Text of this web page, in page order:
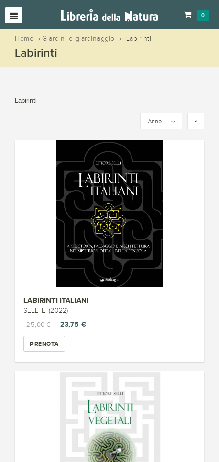
0
Home › Giardini e giardinaggio › Labirinti
Labirinti
Labirinti
Anno
LABIRINTI ITALIANI
SELLI E. (2022)
25,00 €
23,75 €
PRENOTA